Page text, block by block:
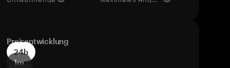
Preisentwicklung
24h
1m